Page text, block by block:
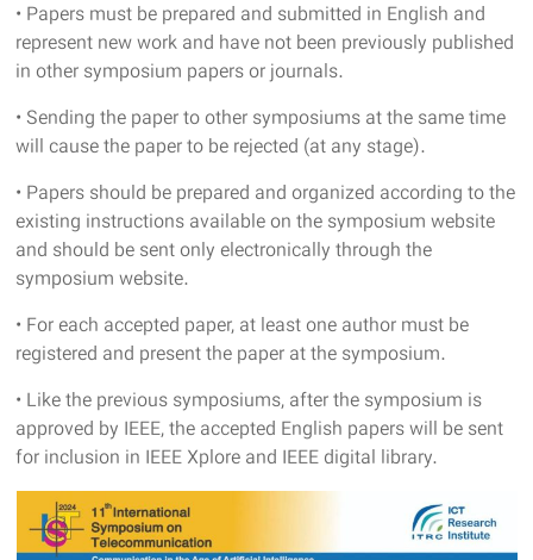
• Papers must be prepared and submitted in English and
represent new work and have not been previously published
in other symposium papers or journals.
• Sending the paper to other symposiums at the same time
will cause the paper to be rejected (at any stage).
• Papers should be prepared and organized according to the
existing instructions available on the symposium website
and should be sent only electronically through the
symposium website.
• For each accepted paper, at least one author must be
registered and present the paper at the symposium.
• Like the previous symposiums, after the symposium is
approved by IEEE, the accepted English papers will be sent
for inclusion in IEEE Xplore and IEEE digital library.